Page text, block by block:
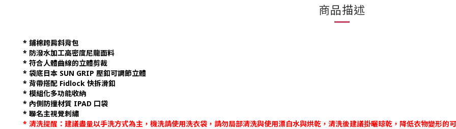
商品描述
* 鋪棉跨肩斜背包
* 防潑水加工高密度尼龍面料
* 符合人體曲線的立體剪裁
* 袋底日本 SUN GRIP 壓釦可調節立體
* 背帶搭配 Fidlock 快拆滑釦
* 模組化多功能收納
* 內側防撞材質 IPAD 口袋
* 聯名主視覺刺繡
* 清洗提醒：建議盡量以手洗方式為主，機洗請使用洗衣袋，請勿局部清洗與使用漂白水與烘乾，清洗後建議掛曬晾乾，降低衣物變形的